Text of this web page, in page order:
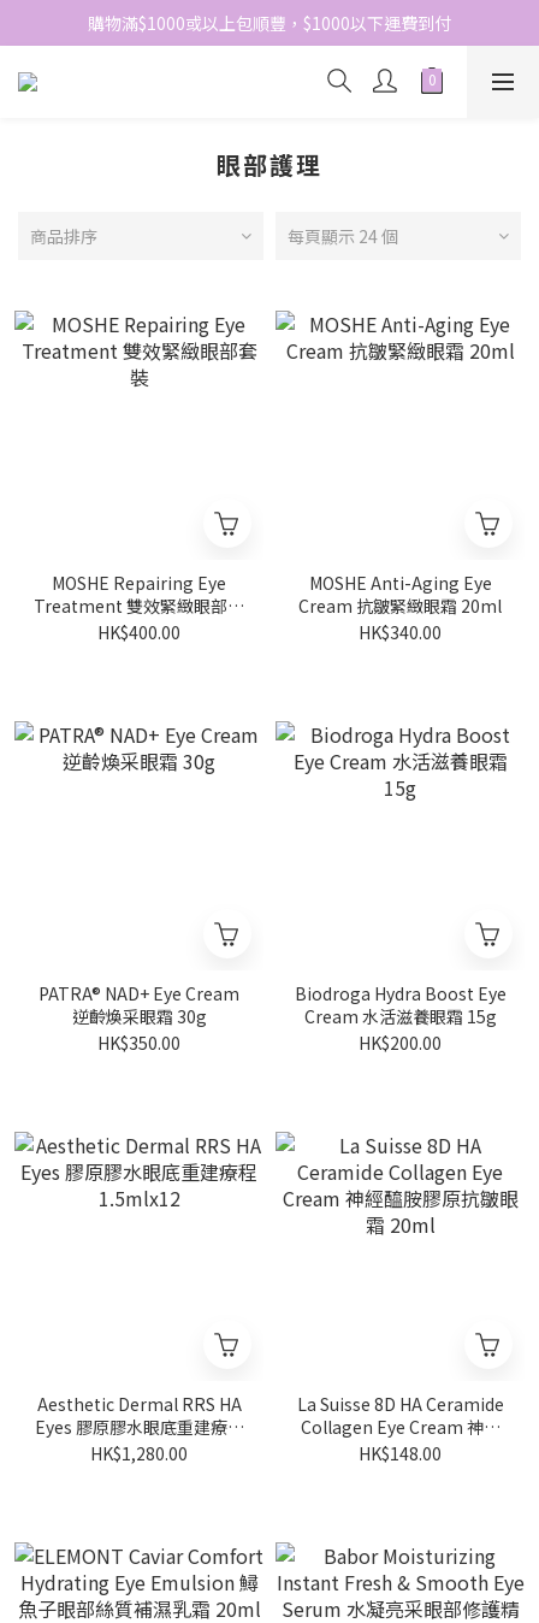
網站免費登記會員，會員優惠價於結帳時自動扣減
購物滿$1000或以上包順豐，$1000以下運費到付
網站免費登記會員，會員優惠價於結帳時自動扣減
眼部護理
商品排序 每頁顯示 24 個
MOSHE Repairing Eye
Treatment 雙效緊緻眼部套
裝
HK$400.00
MOSHE Anti-Aging Eye
Cream 抗皺緊緻眼霜 20ml
HK$340.00
PATRA® NAD+ Eye Cream
逆齡煥采眼霜 30g
HK$350.00
Biodroga Hydra Boost Eye
Cream 水活滋養眼霜 15g
HK$200.00
Aesthetic Dermal RRS HA
Eyes 膠原膠水眼底重建療程
1.5mlx12
HK$1,280.00
La Suisse 8D HA Ceramide
Collagen Eye Cream 神經
醯胺膠原抗皺眼霜 20ml
HK$148.00